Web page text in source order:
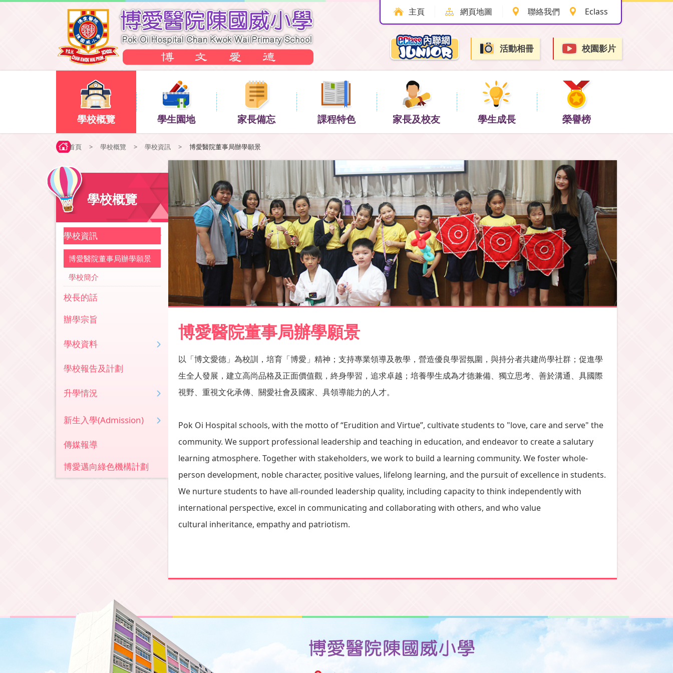
主頁 網頁地圖 聯絡我們 Eclass
活動相冊 校園影片
學校概覽 學生園地 家長備忘 課程特色 家長及校友 學生成長 榮譽榜
首頁 > 學校概覽 > 學校資訊 > 博愛醫院董事局辦學願景
博愛醫院董事局辦學願景
以「博文愛德」為校訓，培育「博愛」精神；支持專業領導及教學，營造優良學習氛圍，與持分者共建尚學社群；促進學
生全人發展，建立高尚品格及正面價值觀，終身學習，追求卓越；培養學生成為才德兼備、獨立思考、善於溝通、具國際
視野、重視文化承傳、關愛社會及國家、具領導能力的人才。
Pok Oi Hospital schools, with the motto of “Erudition and Virtue”, cultivate students to "love, care and serve" the
community. We support professional leadership and teaching in education, and endeavor to create a salutary
learning atmosphere. Together with stakeholders, we work to build a learning community. We foster whole-
person development, noble character, positive values, lifelong learning, and the pursuit of excellence in students.
We nurture students to have all-rounded leadership quality, including capacity to think independently with
international perspective, excel in communicating and collaborating with others, and who value
cultural inheritance, empathy and patriotism.
學校概覽
學校資訊
博愛醫院董事局辦學願景
學校簡介
校長的話
辦學宗旨
學校資料
學校報告及計劃
升學情況
新生入學(Admission)
傳媒報導
博愛邁向綠色機構計劃